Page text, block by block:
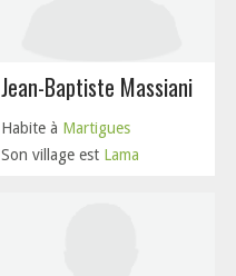
Jean-Baptiste Massiani
Habite à Martigues
Son village est Lama